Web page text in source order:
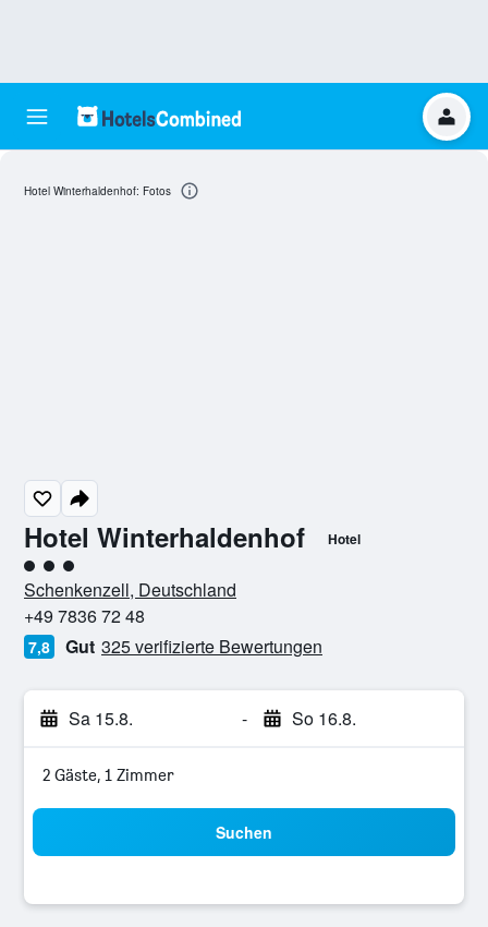
Hotel Winterhaldenhof Hotel
Bewertungskategorie 3
Schenkenzell, Deutschland
+49 7836 72 48
7,8 Gut 325 verifizierte Bewertungen
Sa 15.8. - So 16.8.
2 Gäste, 1 Zimmer
Suchen
Hotel Winterhaldenhof: Fotos